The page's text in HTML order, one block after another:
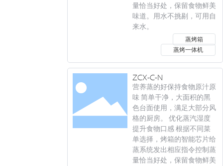
量恰当好处，保留食物鲜美
味道。用水不挑剔，可用自
来水。
蒸烤箱
蒸烤一体机
ZCX-C-N
营养蒸的好保持食物原汁原
味 简单干净，大面积的黑
色台面使用，满足大部分风
格的厨房。 优化蒸汽湿度
提升食物口感 根据不同菜
单选择，烤箱的智能芯片给
蒸系统发出相应指令控制蒸
量恰当好处，保留食物鲜美